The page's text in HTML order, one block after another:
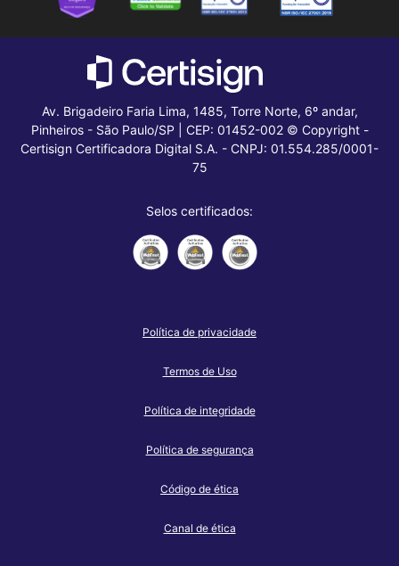
Av. Brigadeiro Faria Lima, 1485, Torre Norte, 6º andar,
Pinheiros - São Paulo/SP | CEP: 01452-002 © Copyright -
Certisign Certificadora Digital S.A. - CNPJ: 01.554.285/0001-
75
Selos certificados:
Política de privacidade
Termos de Uso
Política de integridade
Política de segurança
Código de ética
Canal de ética